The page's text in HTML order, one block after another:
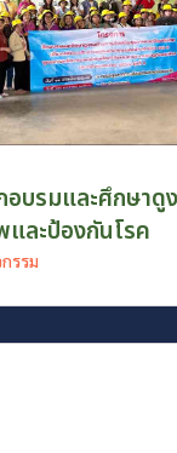
อบรมและศึกษาดู
และป้องกันโรค
รรม